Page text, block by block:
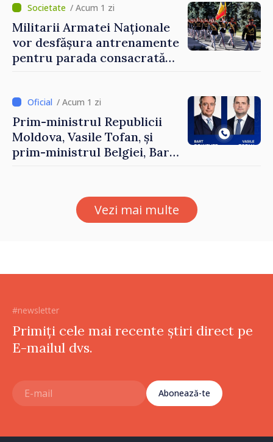
Forumul Diasporei
/ Acum 1 zi
Militarii Armatei Naționale
vor desfășura antrenamente
pentru parada consacrată
/ Acum 1 zi
Prim-ministrul Republicii
Moldova, Vasile Tofan, și
prim-ministrul Belgiei, Bart
al Republicii Moldova.
Vezi mai multe
#newsletter
Primiți cele mai recente știri direct pe
E-mailul dvs.
Abonează-te